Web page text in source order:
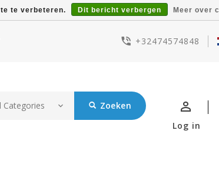
+32474574848
Zoeken
Log in
te verbeteren. Dit bericht verbergen Meer over